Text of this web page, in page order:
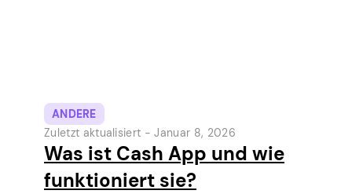
ANDERE
Zuletzt aktualisiert -Januar 8, 2026
Was ist Cash App und wie
funktioniert sie?